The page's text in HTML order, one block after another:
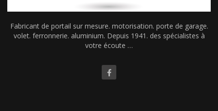
Fabricant de portail sur mesure. motorisation. porte de garage.
volet. ferronnerie. aluminium. Depuis 1941. des spécialistes à
votre écoute …